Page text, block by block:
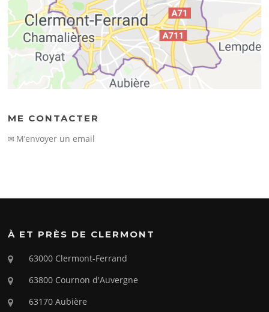
ME CONTACTER
✉ M’envoyer un email
À ET PRÈS DE CLERMONT
63000 Clermont-Ferrand
63800 Cournon d'Auvergne
63170 Aubière